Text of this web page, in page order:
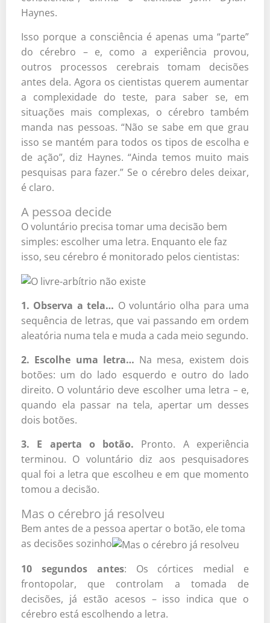
Haynes.
Isso porque a consciência é apenas uma “parte”
do cérebro – e, como a experiência provou,
outros processos cerebrais tomam decisões
antes dela. Agora os cientistas querem aumentar
a complexidade do teste, para saber se, em
situações mais complexas, o cérebro também
manda nas pessoas. “Não se sabe em que grau
isso se mantém para todos os tipos de escolha e
de ação”, diz Haynes. “Ainda temos muito mais
pesquisas para fazer.” Se o cérebro deles deixar,
é claro.
A pessoa decide
O voluntário precisa tomar uma decisão bem
simples: escolher uma letra. Enquanto ele faz
isso, seu cérebro é monitorado pelos cientistas:
1. Observa a tela… O voluntário olha para uma
sequência de letras, que vai passando em ordem
aleatória numa tela e muda a cada meio segundo.
2. Escolhe uma letra… Na mesa, existem dois
botões: um do lado esquerdo e outro do lado
direito. O voluntário deve escolher uma letra – e,
quando ela passar na tela, apertar um desses
dois botões.
3. E aperta o botão. Pronto. A experiência
terminou. O voluntário diz aos pesquisadores
qual foi a letra que escolheu e em que momento
tomou a decisão.
Mas o cérebro já resolveu
Bem antes de a pessoa apertar o botão, ele toma
as decisões sozinho
10 segundos antes: Os córtices medial e
frontopolar, que controlam a tomada de
decisões, já estão acesos – isso indica que o
cérebro está escolhendo a letra.